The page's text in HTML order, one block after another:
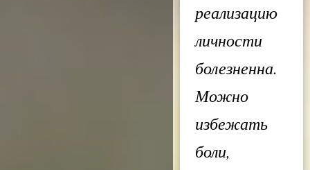
реализацию
личности
болезненна.
Можно
избежать
боли,